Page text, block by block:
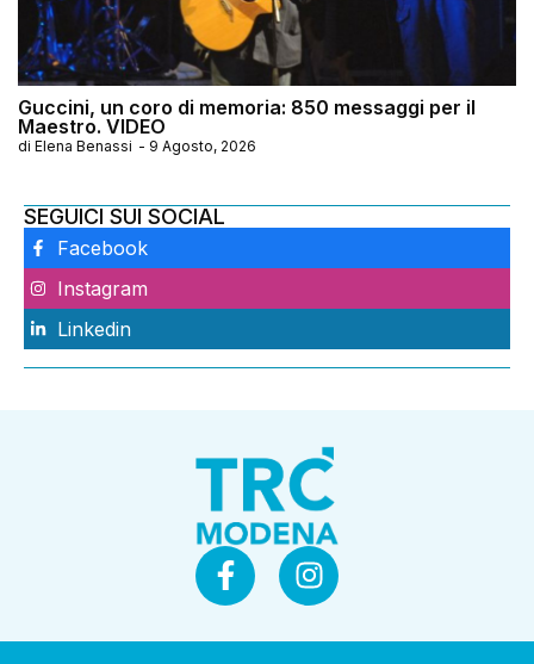
Guccini, un coro di memoria: 850 messaggi per il
Maestro. VIDEO
di Elena Benassi - 9 Agosto, 2026
SEGUICI SUI SOCIAL
Facebook
Instagram
Linkedin